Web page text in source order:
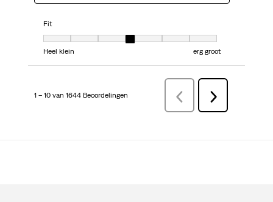
Fit
Fit, 4 van 7, waarbij 1 gelijk is aan Heel klein en 7 gelijk is aan erg groot
Heel klein
erg groot
1 – 10 van 1644 Beoordelingen VorigeBeoordelingen
Volgende
Beoordelingen